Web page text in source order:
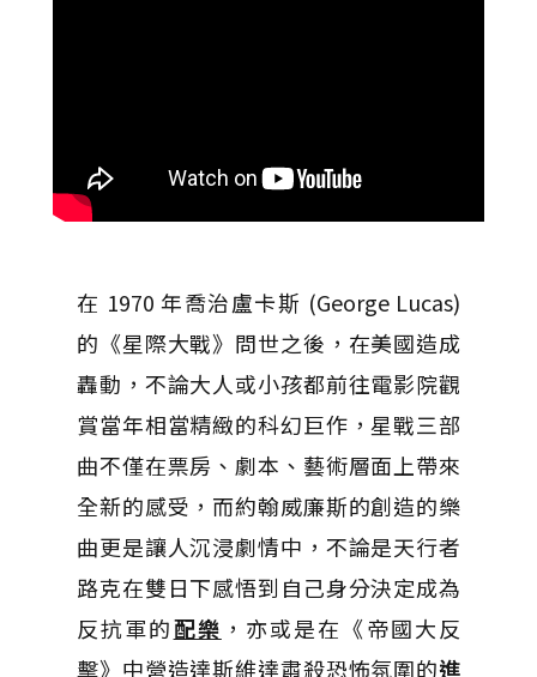
在 1970 年喬治盧卡斯 (George Lucas)
的《星際大戰》問世之後，在美國造成
轟動，不論大人或小孩都前往電影院觀
賞當年相當精緻的科幻巨作，星戰三部
曲不僅在票房、劇本、藝術層面上帶來
全新的感受，而約翰威廉斯的創造的樂
曲更是讓人沉浸劇情中，不論是天行者
路克在雙日下感悟到自己身分決定成為
反抗軍的配樂 ，亦或是在《帝國大反
擊》中營造達斯維達肅殺恐怖氛圍的進